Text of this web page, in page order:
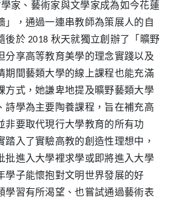
家、藝術家與文學家成為如今花蓮
」，通過一連串教師為策展人的自
後於 2018 秋天就獨立創辦了「曠野
分享高等教育美學的理念實踐以及
期間藝類大學的線上課程也能充滿
方式，她謙卑地提及曠野藝類大學
詩學為主要陶養課程，旨在補充高
非要取代現行大學教育的所有功
踏入了實驗高教的創造性理想中，
批進入大學裡求學或即將進入大學
學子能懷抱對文明世界發展的好
學習有所渴望、也嘗試通過藝術表